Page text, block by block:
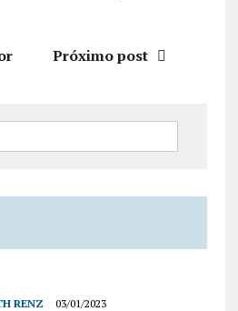
Próximo post
RENZ 03/01/2023